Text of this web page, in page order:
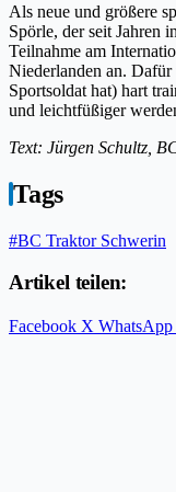
Als neue und größere
Spörle, der seit Jahren
Teilnahme am
Niederlanden an.
Sportsoldat hat) hart
und leichtfüßiger
Text: Jürgen Schultz,
Tags
#BC Traktor Schwerin
Artikel teilen:
Facebook X WhatsApp